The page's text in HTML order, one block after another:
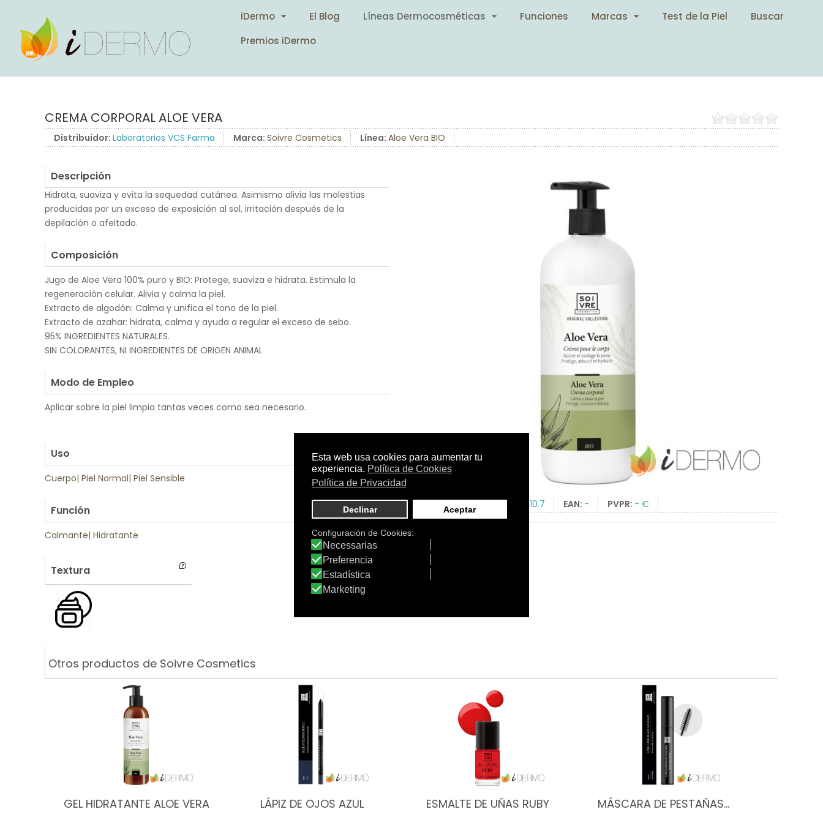
iDermo El Blog Líneas Dermocosméticas Funciones Marcas Test de la Piel
Buscar
Premios iDermo
CREMA CORPORAL ALOE VERA
Distribuidor: Laboratorios VCS Farma Marca: Soivre Cosmetics Línea: Aloe Vera BIO
Tamaño: 750 ml 196710.7 EAN: - PVPR: - €
Descripción
Hidrata, suaviza y evita la sequedad cutánea. Asimismo alivia las molestias
producidas por un exceso de exposición al sol, irritación después de la
depilación o afeitado.
Composición
Jugo de Aloe Vera 100% puro y BIO: Protege, suaviza e hidrata. Estimula la
regeneración celular. Alivia y calma la piel.
Extracto de algodón: Calma y unifica el tono de la piel.
Extracto de azahar: hidrata, calma y ayuda a regular el exceso de sebo.
95% INGREDIENTES NATURALES.
SIN COLORANTES, NI INGREDIENTES DE ORIGEN ANIMAL
Modo de Empleo
Aplicar sobre la piel limpia tantas veces como sea necesario.
Uso
Cuerpo| Piel Normal| Piel Sensible
Función
Calmante| Hidratante
Textura
Otros productos de Soivre Cosmetics
GEL HIDRATANTE ALOE VERA LÁPIZ DE OJOS AZUL ESMALTE DE UÑAS RUBY MÁSCARA DE PESTAÑAS…